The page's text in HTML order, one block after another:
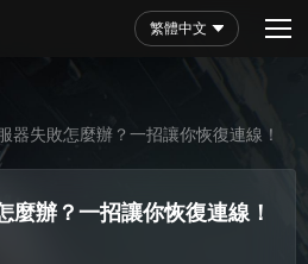
繁體中文
器失敗怎麼辦？一招讓你恢復連線！
麼辦？一招讓你恢復連線！